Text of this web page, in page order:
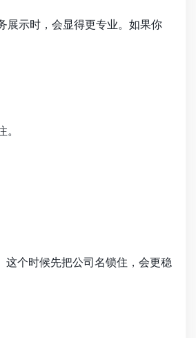
展示时，会显得更专业。如果你
个时候先把公司名锁住，会更稳